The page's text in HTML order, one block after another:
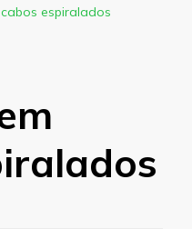
espiralados